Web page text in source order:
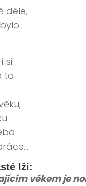
déle,
si
to
lži:
věkem je